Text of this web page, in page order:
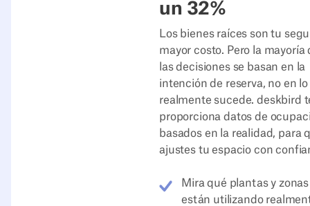
un 32%
Los bienes raíces son tu
mayor costo. Pero la mayoría
las decisiones se basan en la
intención de reserva, no en
realmente sucede. deskbird
proporciona datos de
basados en la realidad, para
ajustes tu espacio con
Mira qué plantas y zonas
están utilizando